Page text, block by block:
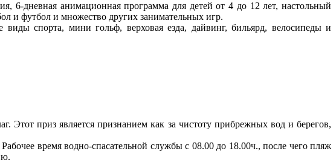
6-дневная анимационная программа для детей от 4 до 12 лет, настольный
и футбол и множество других занимательных игр.
спорта, мини гольф, верховая езда, дайвинг, бильярд, велосипеды и
Этот приз является признанием как за чистоту прибрежных вод и берегов,
время водно-спасательной службы с 08.00 до 18.00ч., после чего пляж